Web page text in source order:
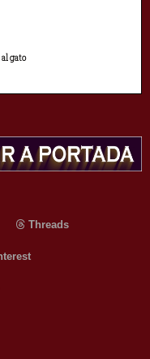
al gato
Threads